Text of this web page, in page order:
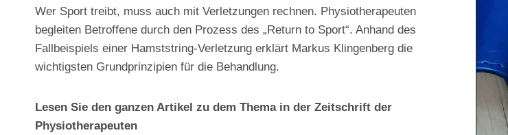
Wer Sport treibt, muss auch mit Verletzungen rechnen. Physiotherapeuten
begleiten Betroffene durch den Prozess des „Return to Sport“. Anhand des
Fallbeispiels einer Hamststring-Verletzung erklärt Markus Klingenberg die
wichtigsten Grundprinzipien für die Behandlung.
Lesen Sie den ganzen Artikel zu dem Thema in der Zeitschrift der
Physiotherapeuten